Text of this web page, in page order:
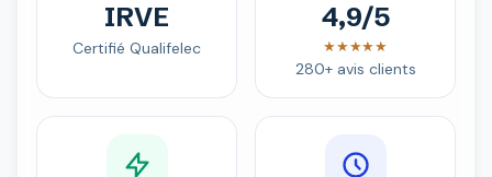
IRVE
Certifié Qualifelec
4,9/5
★★★★★
280+ avis clients